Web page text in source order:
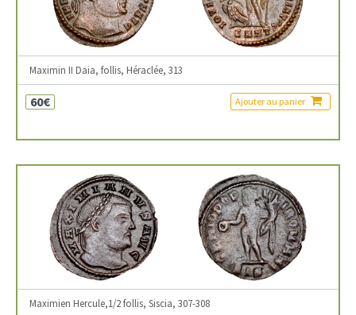
Maximin II Daia, follis, Héraclée, 313
60€ Ajouter au panier
Maximien Hercule,1/2 follis, Siscia, 307-308